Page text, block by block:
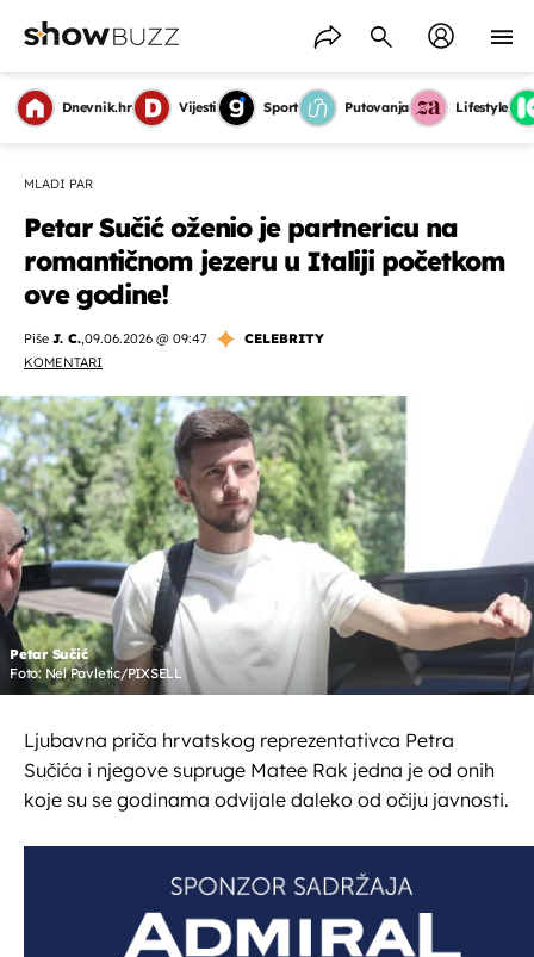
Dnevnik.hr Vijesti Sport Putovanja Lifestyle
MLADI PAR
Petar Sučić oženio je partnericu na
romantičnom jezeru u Italiji početkom
ove godine!
Piše J. C.,09.06.2026 @ 09:47
CELEBRITY
KOMENTARI
Petar Sučić
Foto: Nel Pavletic/PIXSELL
Ljubavna priča hrvatskog reprezentativca Petra
Sučića i njegove supruge Matee Rak jedna je od onih
koje su se godinama odvijale daleko od očiju javnosti.
OMOGUĆI OBAVIJESTI